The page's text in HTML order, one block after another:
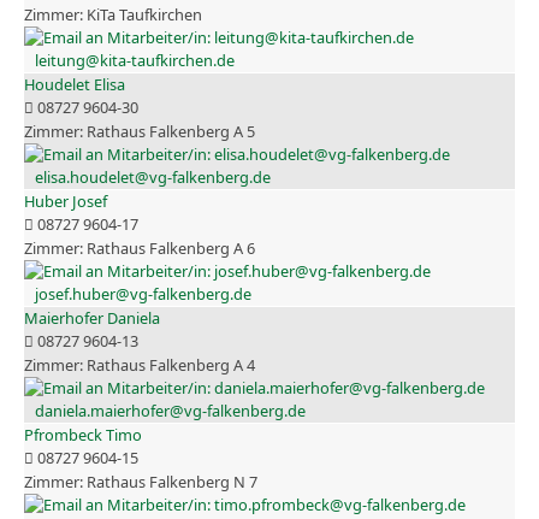
KiTa Taufkirchen
leitung@kita-taufkirchen.de
Houdelet Elisa
08727 9604-30
Rathaus Falkenberg A 5
elisa.houdelet@vg-falkenberg.de
Huber Josef
08727 9604-17
Rathaus Falkenberg A 6
josef.huber@vg-falkenberg.de
Maierhofer Daniela
08727 9604-13
Rathaus Falkenberg A 4
daniela.maierhofer@vg-falkenberg.de
Pfrombeck Timo
08727 9604-15
Rathaus Falkenberg N 7